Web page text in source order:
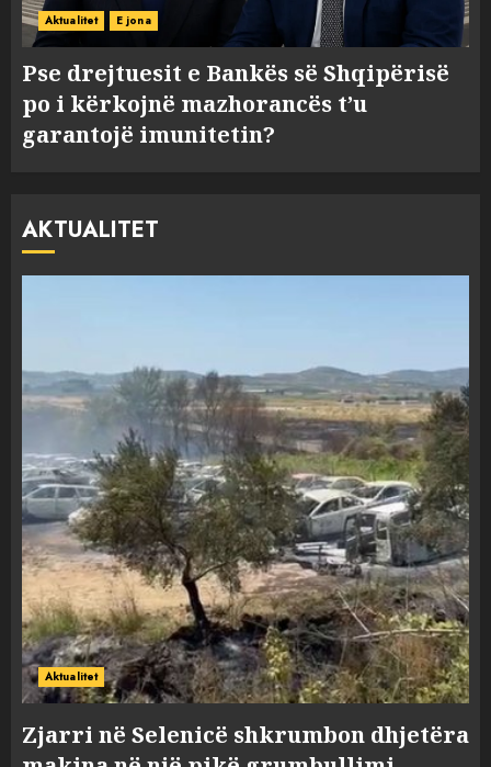
Aktualitet E jona
Pse drejtuesit e Bankës së Shqipërisë
po i kërkojnë mazhorancës t’u
garantojë imunitetin?
AKTUALITET
Aktualitet
Zjarri në Selenicë shkrumbon dhjetëra